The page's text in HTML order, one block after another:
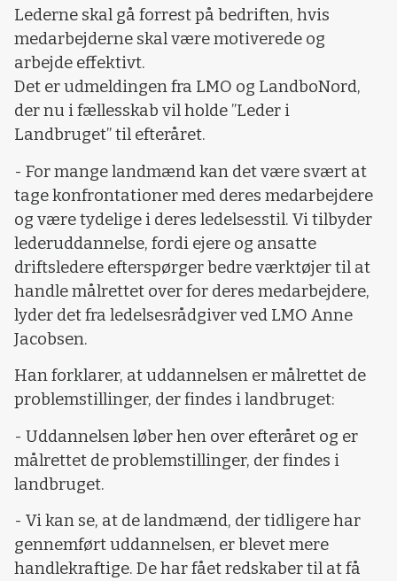
Lederne skal gå forrest på bedriften, hvis
medarbejderne skal være motiverede og
arbejde effektivt.
Det er udmeldingen fra LMO og LandboNord,
der nu i fællesskab vil holde ”Leder i
Landbruget” til efteråret.
- For mange landmænd kan det være svært at
tage konfrontationer med deres medarbejdere
og være tydelige i deres ledelsesstil. Vi tilbyder
lederuddannelse, fordi ejere og ansatte
driftsledere efterspørger bedre værktøjer til at
handle målrettet over for deres medarbejdere,
lyder det fra ledelsesrådgiver ved LMO Anne
Jacobsen.
Han forklarer, at uddannelsen er målrettet de
problemstillinger, der findes i landbruget:
- Uddannelsen løber hen over efteråret og er
målrettet de problemstillinger, der findes i
landbruget.
- Vi kan se, at de landmænd, der tidligere har
gennemført uddannelsen, er blevet mere
handlekraftige. De har fået redskaber til at få